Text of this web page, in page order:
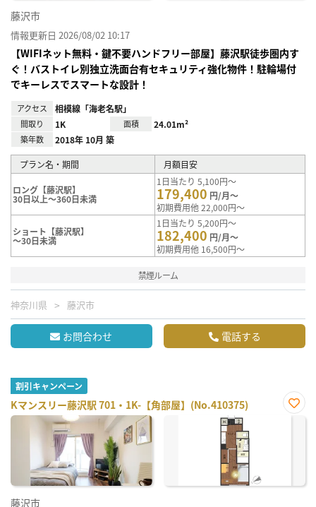
藤沢市
情報更新日 2026/08/02 10:17
【WIFIネット無料・鍵不要ハンドフリー部屋】藤沢駅徒歩圏内す
ぐ！バストイレ別独立洗面台有セキュリティ強化物件！駐輪場付
でキーレスでスマートな設計！
アクセス 相模線「海老名駅」
間取り 1K 面積 24.01m²
築年数 2018年 10月 築
プラン名・期間 月額目安
ロング【藤沢駅】
30日以上～360日未満
1日当たり 5,100円～
179,400 円/月～
初期費用他 22,000円～
ショート【藤沢駅】
～30日未満
1日当たり 5,200円～
182,400 円/月～
初期費用他 16,500円～
禁煙ルーム
神奈川県 藤沢市
お問合わせ 電話する
割引キャンペーン
Kマンスリー藤沢駅 701・1K-【角部屋】(No.410375)
お気
藤沢市